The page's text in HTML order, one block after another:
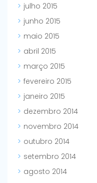
julho 2015
junho 2015
maio 2015
abril 2015
março 2015
fevereiro 2015
janeiro 2015
dezembro 2014
novembro 2014
outubro 2014
setembro 2014
agosto 2014